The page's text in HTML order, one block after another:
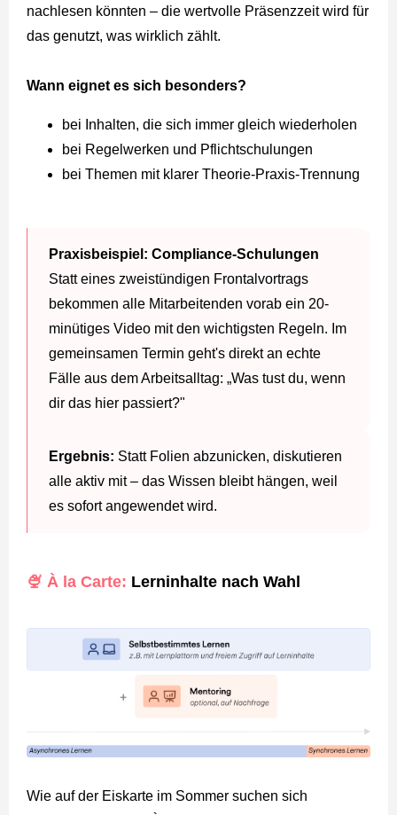
nachlesen könnten – die wertvolle Präsenzzeit wird für
das genutzt, was wirklich zählt.
Wann eignet es sich besonders?
bei Inhalten, die sich immer gleich wiederholen
bei Regelwerken und Pflichtschulungen
bei Themen mit klarer Theorie-Praxis-Trennung
Praxisbeispiel: Compliance-Schulungen
Statt eines zweistündigen Frontalvortrags
bekommen alle Mitarbeitenden vorab ein 20-
minütiges Video mit den wichtigsten Regeln. Im
gemeinsamen Termin geht's direkt an echte
Fälle aus dem Arbeitsalltag: „Was tust du, wenn
dir das hier passiert?"
Ergebnis: Statt Folien abzunicken, diskutieren
alle aktiv mit – das Wissen bleibt hängen, weil
es sofort angewendet wird.
🍨 À la Carte: Lerninhalte nach Wahl
Wie auf der Eiskarte im Sommer suchen sich